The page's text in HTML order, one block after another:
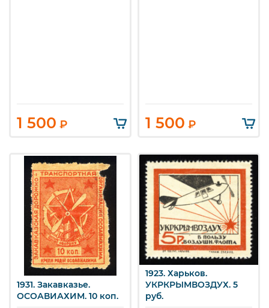
1 500 ₽ 1 500 ₽
1931. Закавказье.
ОСОАВИАХИМ. 10 коп.
1923. Харьков.
УКРКРЫМВОЗДУХ. 5
руб.